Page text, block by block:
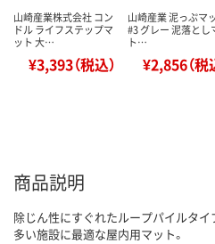
山崎産業株式会社 コン
ドル ライフステップマ
ット 大…
¥3,393（税込）
山崎産業 泥っぷマ
#3 グレー 泥落とし
ト…
¥2,856（税
商品説明
除じん性にすぐれたループパイルタ
多い施設に最適な屋内用マット。